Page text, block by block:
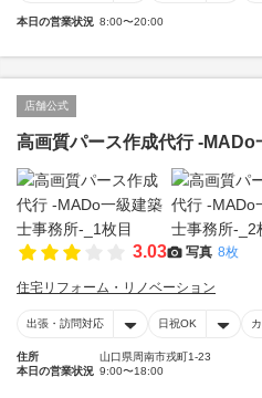
本日の営業状況 8:00〜20:00
店舗公式
高画質パース作成代行 -MADo
3.03 写真 8枚
住宅リフォーム・リノベーション
出張・訪問対応 日祝OK
住所
山口県周南市戎町1-23
本日の営業状況 9:00〜18:00